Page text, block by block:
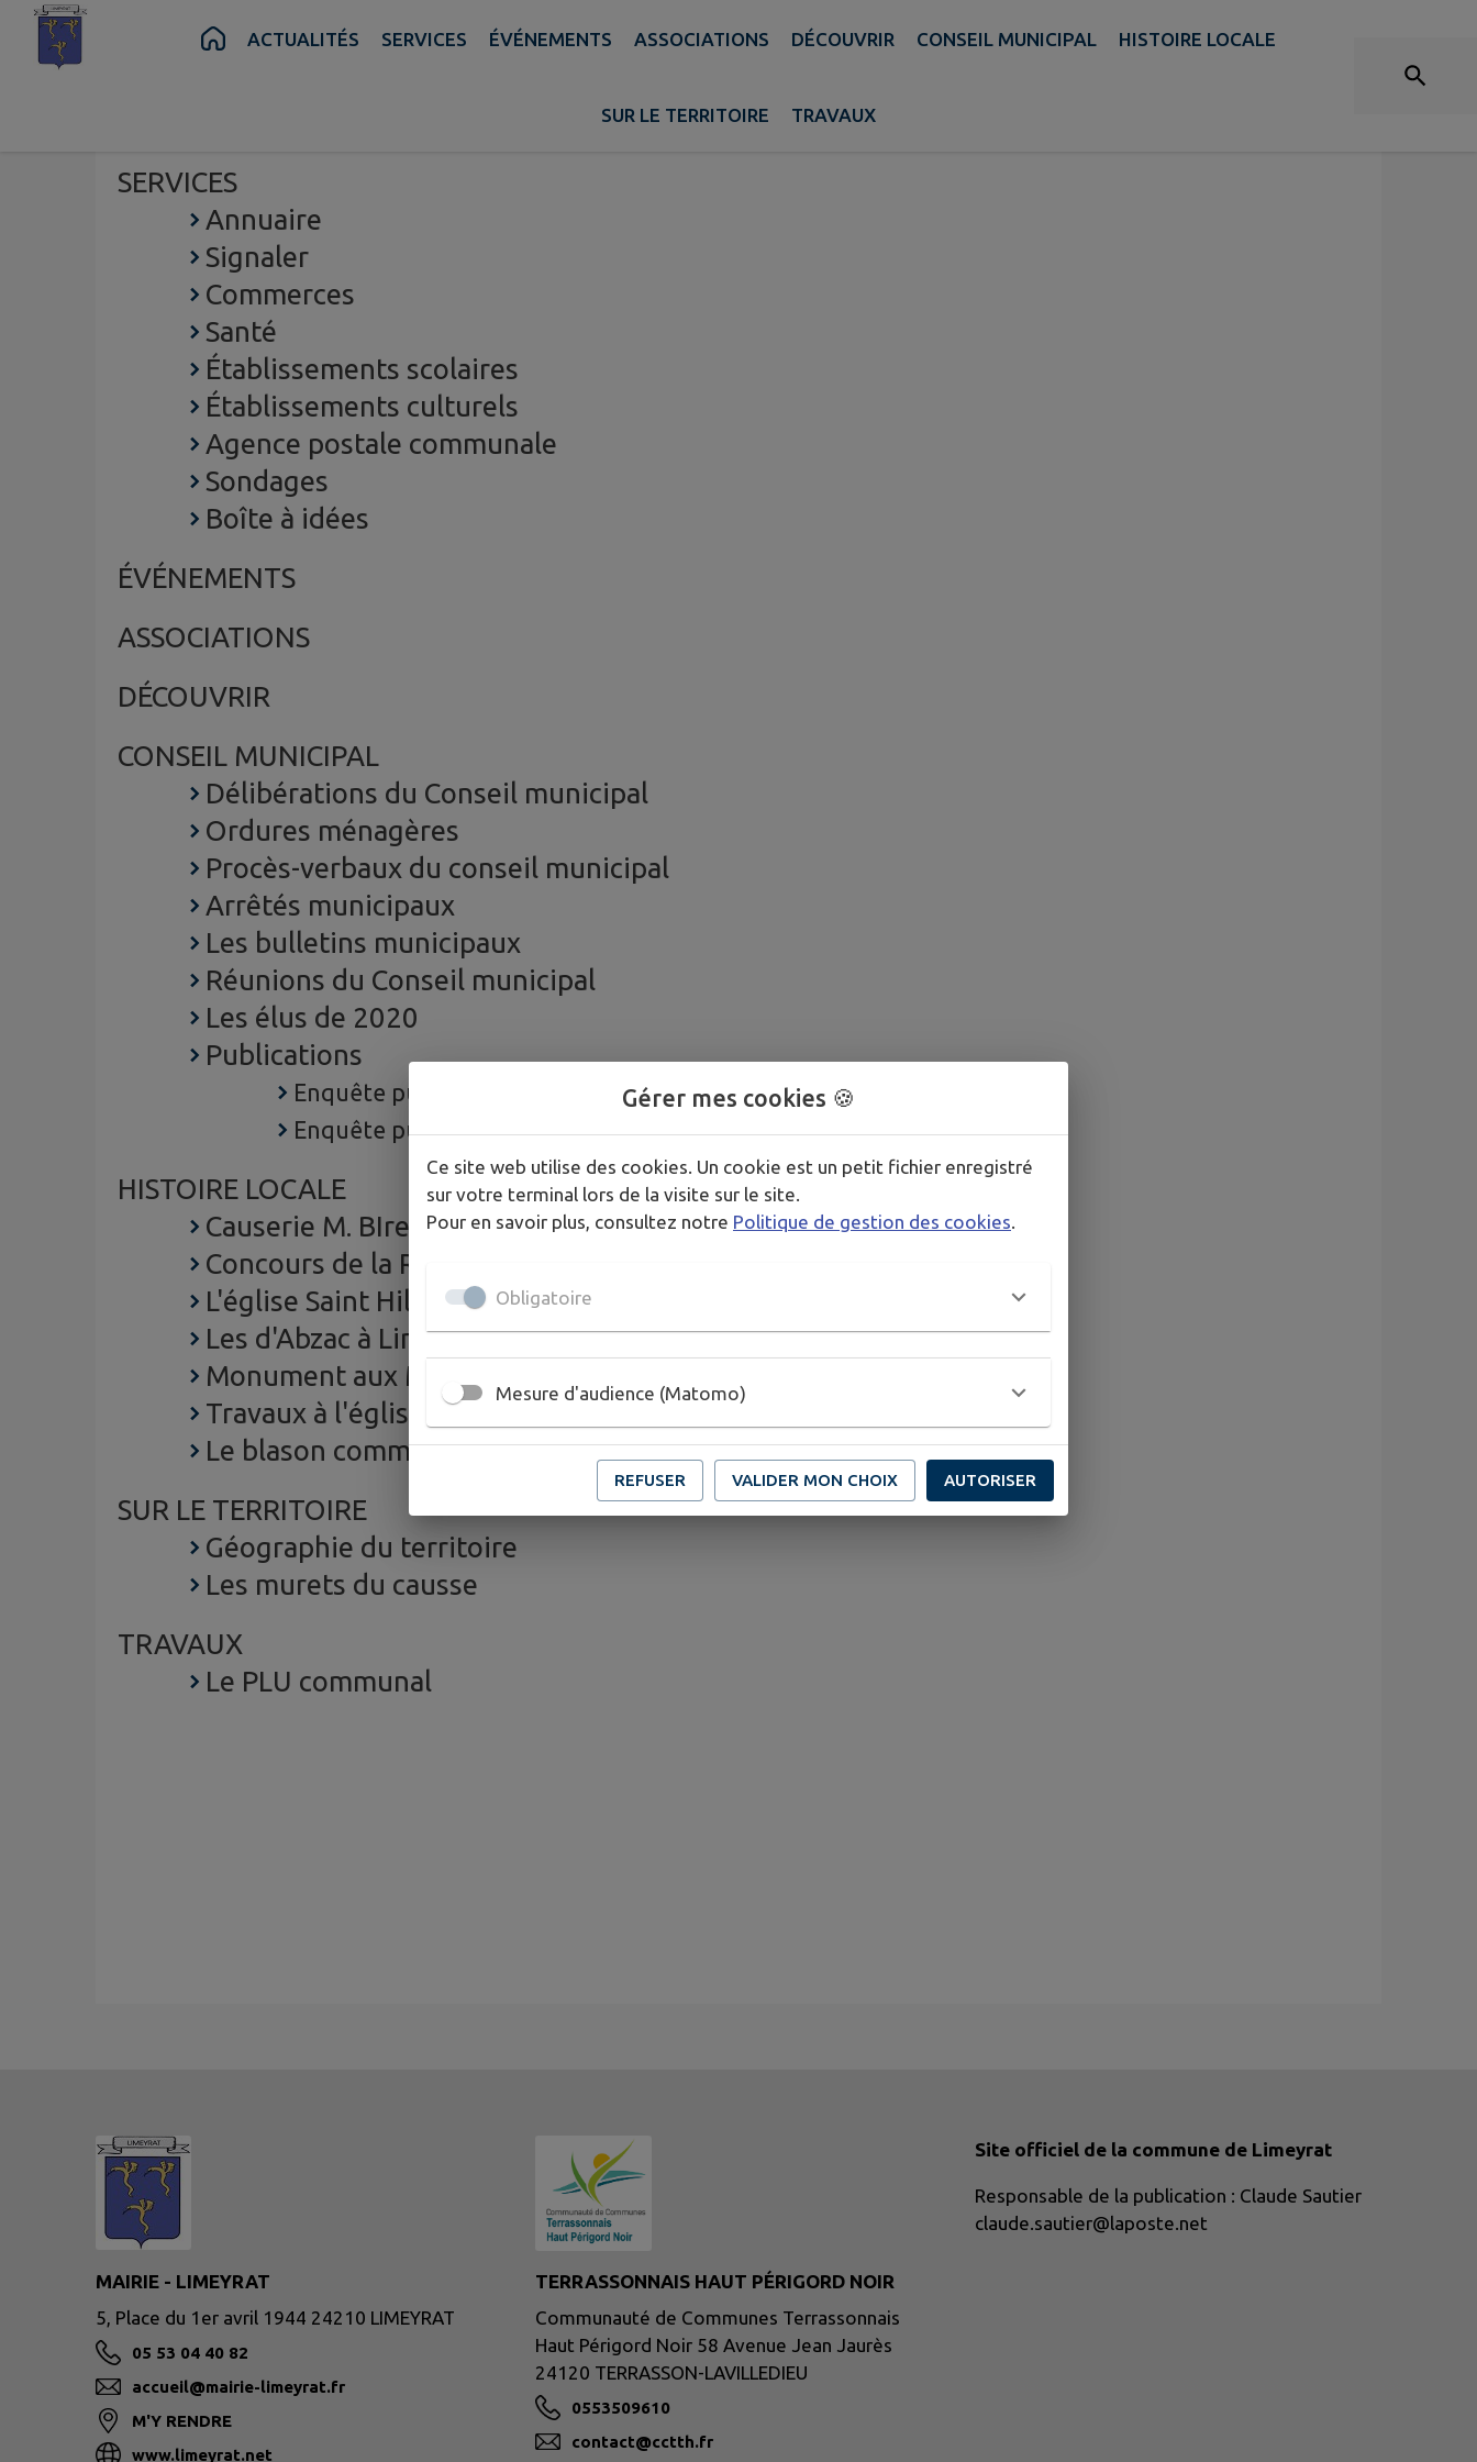
Contenu Recherche Pied de page
ACTUALITÉS SERVICES ÉVÉNEMENTS ASSOCIATIONS DÉCOUVRIR CONSEIL MUNICIPAL HISTOIRE LOCALE
SUR LE TERRITOIRE TRAVAUX
PLAN DU SITE
SERVICES
Annuaire
Signaler
Commerces
Santé
Établissements scolaires
Établissements culturels
Agence postale communale
Sondages
Boîte à idées
ÉVÉNEMENTS
ASSOCIATIONS
DÉCOUVRIR
CONSEIL MUNICIPAL
Délibérations du Conseil municipal
Ordures ménagères
Procès-verbaux du conseil municipal
Arrêtés municipaux
Les bulletins municipaux
Réunions du Conseil municipal
Les élus de 2020
Publications
Enquête publique : rapport du commissaire
Enquête publique : rapport du commissaire enquêteur
HISTOIRE LOCALE
Causerie M. BIret
Concours de la Résistance
L'église Saint Hilaire
Les d'Abzac à Limeyrat
Monument aux Morts 8 mai 2013
Travaux à l'église
Le blason communal
SUR LE TERRITOIRE
Géographie du territoire
Les murets du causse
TRAVAUX
Le PLU communal
MAIRIE - LIMEYRAT
5, Place du 1er avril 1944 24210 LIMEYRAT
05 53 04 40 82
accueil@mairie-limeyrat.fr
M'Y RENDRE
www.limeyrat.net
TERRASSONNAIS HAUT PÉRIGORD NOIR
Communauté de Communes Terrassonnais
Haut Périgord Noir 58 Avenue Jean Jaurès
24120 TERRASSON-LAVILLEDIEU
0553509610
contact@cctth.fr
Site officiel de la commune de Limeyrat
Responsable de la publication : Claude Sautier
claude.sautier@laposte.net
Gérer mes cookies 🍪
Ce site web utilise des cookies. Un cookie est un petit fichier enregistré
sur votre terminal lors de la visite sur le site.
Pour en savoir plus, consultez notre Politique de gestion des cookies.
Obligatoire
Mesure d'audience (Matomo)
REFUSER VALIDER MON CHOIX AUTORISER